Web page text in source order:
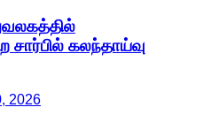
சார்பில் கலந்தாய்வு
2026